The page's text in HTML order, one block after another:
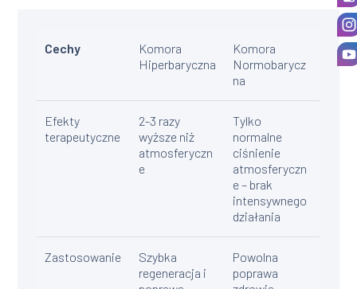
Cechy
Komora
Hiperbaryczna
Komora
Normobarycz
na
Efekty
terapeutyczne
2-3 razy
wyższe niż
atmosferyczn
e
Tylko
normalne
ciśnienie
atmosferyczn
e – brak
intensywnego
działania
Zastosowanie
Szybka
regeneracja i
Powolna
poprawa